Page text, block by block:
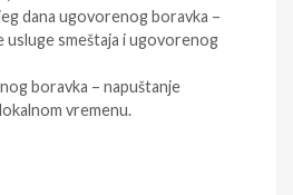
dana ugovorenog boravka –
usluge smeštaja i ugovorenog
boravka – napuštanje
vremenu.